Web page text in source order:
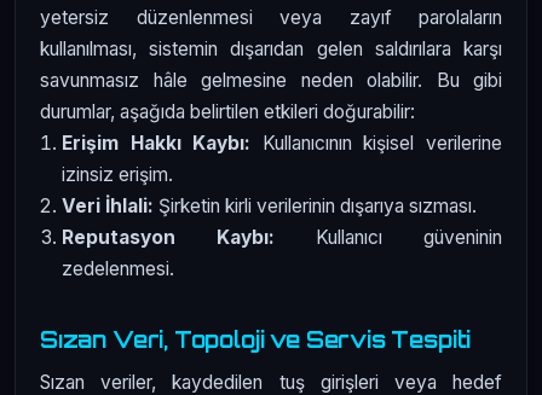
yetersiz düzenlenmesi veya zayıf parolaların
kullanılması, sistemin dışarıdan gelen saldırılara karşı
savunmasız hâle gelmesine neden olabilir. Bu gibi
durumlar, aşağıda belirtilen etkileri doğurabilir:
Erişim Hakkı Kaybı: Kullanıcının kişisel verilerine
izinsiz erişim.
Veri İhlali: Şirketin kirli verilerinin dışarıya sızması.
Reputasyon Kaybı: Kullanıcı güveninin
zedelenmesi.
Sızan Veri, Topoloji ve Servis Tespiti
Sızan veriler, kaydedilen tuş girişleri veya hedef